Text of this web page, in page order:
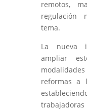
remotos,
regulación
tema.
La nueva
ampliar
reformas a